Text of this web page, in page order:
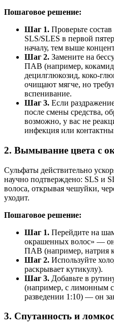
Пошаговое решение:
Шаг 1. Проверьте
SLS/SLES в первой
началу, тем выше
Шаг 2. Замените на
ПАВ (например,
децилглюкозид, коко-
очищают мягче, но
вспенивание.
Шаг 3. Если
после смены средства,
возможно, у вас не
инфекция или
2. Вымывание цвета с
Сульфаты действительно
научно подтверждено: SLS и
волоса, открывая чешуйки,
уходит.
Пошаговое решение:
Шаг 1. Перейдите на
окрашенных волос» —
ПАВ (например, натрия
Шаг 2. Используйте
раскрывает кутикулу).
Шаг 3. Добавьте в
(например, с лимонным
разведении 1:10) — он
3. Спутанность и